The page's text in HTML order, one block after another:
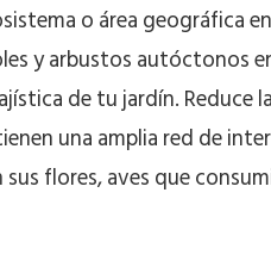
o área geográfica
y arbustos autóctonos
de tu jardín. Reduce
una amplia red de
flores, aves que